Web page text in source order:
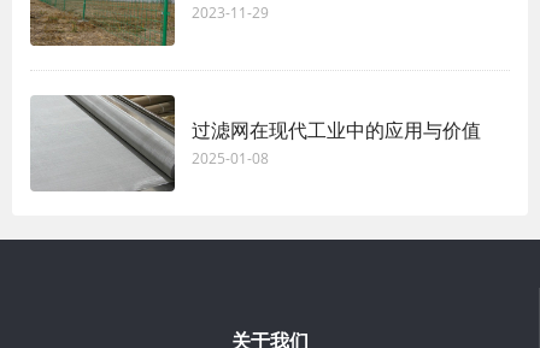
2023-11-29
过滤网在现代工业中的应用与价值
2025-01-08
关于我们